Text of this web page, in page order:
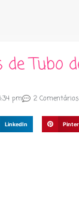
de Tubo
pm 2 Comentários
LinkedIn